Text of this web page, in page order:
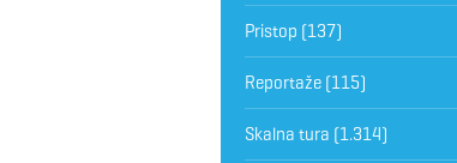
Pristop (137)
Reportaže(115)
Skalna tura (1.314)